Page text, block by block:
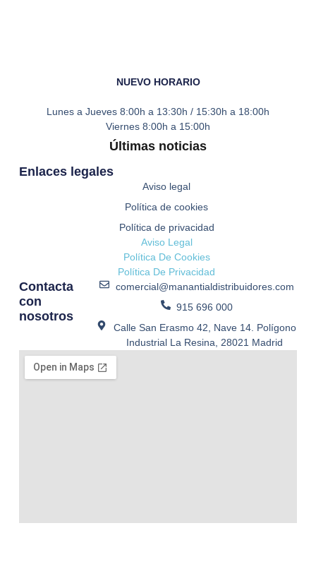
NUEVO HORARIO
Lunes a Jueves 8:00h a 13:30h / 15:30h a 18:00h
Viernes 8:00h a 15:00h
Últimas noticias
Enlaces legales
Aviso legal
Política de cookies
Política de privacidad
Aviso Legal
Política De Cookies
Política De Privacidad
Contacta
con
nosotros
comercial@manantialdistribuidores.com
915 696 000
Calle San Erasmo 42, Nave 14. Polígono
Industrial La Resina, 28021 Madrid